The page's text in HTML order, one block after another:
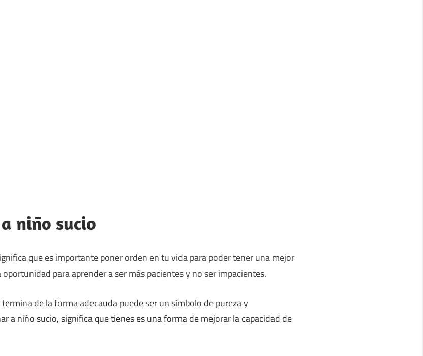
niño sucio
que es importante poner orden en tu vida para poder tener una mejor
para aprender a ser más pacientes y no ser impacientes.
de la forma adecauda puede ser un símbolo de pureza y
a niño sucio, significa que tienes es una forma de mejorar la capacidad de